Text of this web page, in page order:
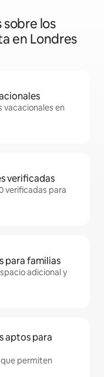
sobre los
en Londres
vacacionales en
verificadas
verificadas para
para familias
adicional y
aptos para
que permiten